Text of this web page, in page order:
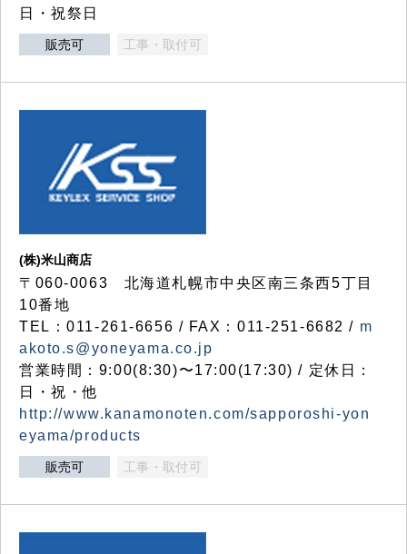
日・祝祭日
販売可 工事・取付可
(株)米山商店
〒060-0063 北海道札幌市中央区南三条西5丁目
10番地
TEL：011-261-6656 / FAX：011-251-6682 / m
akoto.s@yoneyama.co.jp
営業時間：9:00(8:30)〜17:00(17:30) / 定休日：
日・祝・他
http://www.kanamonoten.com/sapporoshi-yon
eyama/products
販売可 工事・取付可